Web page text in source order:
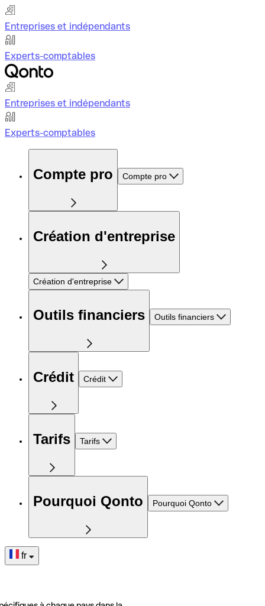
Entreprises et indépendants
Experts-comptables
Entreprises et indépendants
Experts-comptables
Compte pro Compte pro
Création d'entreprise
Création d'entreprise
Outils financiers Outils financiers
Crédit Crédit
Tarifs Tarifs
Pourquoi Qonto Pourquoi Qonto
fr